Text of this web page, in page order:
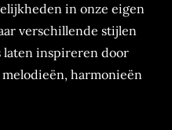
in onze eigen
verschillende stijlen
laten inspireren door
harmonieën